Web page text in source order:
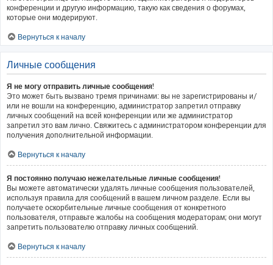
конференции и другую информацию, такую как сведения о форумах,
которые они модерируют.
Вернуться к началу
Личные сообщения
Я не могу отправить личные сообщения!
Это может быть вызвано тремя причинами: вы не зарегистрированы и/
или не вошли на конференцию, администратор запретил отправку
личных сообщений на всей конференции или же администратор
запретил это вам лично. Свяжитесь с администратором конференции для
получения дополнительной информации.
Вернуться к началу
Я постоянно получаю нежелательные личные сообщения!
Вы можете автоматически удалять личные сообщения пользователей,
используя правила для сообщений в вашем личном разделе. Если вы
получаете оскорбительные личные сообщения от конкретного
пользователя, отправьте жалобы на сообщения модераторам; они могут
запретить пользователю отправку личных сообщений.
Вернуться к началу